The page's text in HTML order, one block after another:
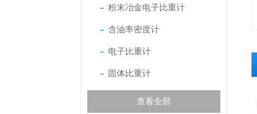
粉末冶金电子比重计
含油率密度计
电子比重计
固体比重计
查看全部